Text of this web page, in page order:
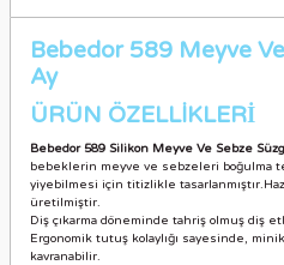
Bebedor 589 Meyve
Ay
ÜRÜN ÖZELLİKLERİ
Bebedor 589 Silikon Meyve Ve Sebze
bebeklerin meyve ve sebzeleri boğulma
yiyebilmesi için titizlikle
üretilmiştir.
Diş çıkarma döneminde tahriş olmuş diş
Ergonomik tutuş kolaylığı sayesinde,
kavranabilir.